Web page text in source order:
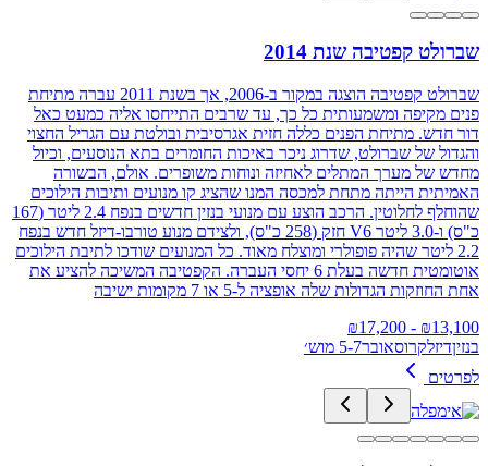
שברולט קפטיבה שנת 2014
שברולט קפטיבה הוצגה במקור ב-2006, אך בשנת 2011 עברה מתיחת
פנים מקיפה ומשמעותית כל כך, עד שרבים התייחסו אליה כמעט כאל
דור חדש. מתיחת הפנים כללה חזית אגרסיבית ובולטת עם הגריל החצוי
והגדול של שברולט, שדרוג ניכר באיכות החומרים בתא הנוסעים, וכיול
מחדש של מערך המתלים לאחיזה ונוחות משופרים. אולם, הבשורה
האמיתית הייתה מתחת למכסה המנו שהציג קו מנועים ותיבות הילוכים
שהוחלף לחלוטין. הרכב הוצע עם מנועי בנזין חדשים בנפח 2.4 ליטר (167
כ"ס) ו-3.0 ליטר V6 חזק (258 כ"ס), ולצידם מנוע טורבו-דיזל חדש בנפח
2.2 ליטר שהיה פופולרי ומוצלח מאוד. כל המנועים שודכו לתיבת הילוכים
אוטומטית חדשה בעלת 6 יחסי העברה. הקפטיבה המשיכה להציע את
אחת החוזקות הגדולות שלה אופציה ל-5 או 7 מקומות ישיבה
₪13,100
- ₪
17,200
בנזיןדיזלקרוסאובר5-7 מוש׳
לפרטים